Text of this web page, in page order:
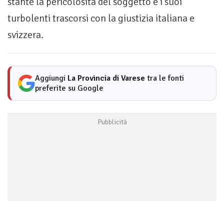
turbolenti trascorsi con la giustizia italiana e
svizzera.
Aggiungi La Provincia di Varese tra le fonti
preferite su Google